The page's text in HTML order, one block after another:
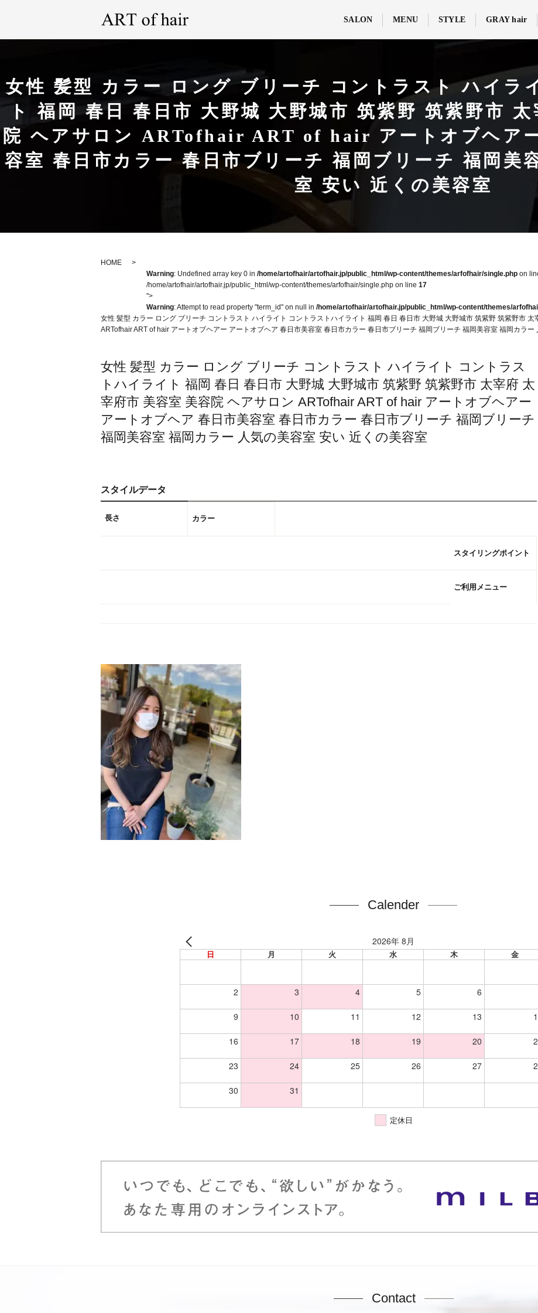
SALON MENU STYLE GRAY hair
女性 髪型 カラー ロング ブリーチ コントラスト ハイラ
ト 福岡 春日 春日市 大野城 大野城市 筑紫野 筑紫野市
院 ヘアサロン ARTofhair ART of hair アートオブヘア
容室 春日市カラー 春日市ブリーチ 福岡ブリーチ 福岡美
室 安い 近くの美容室
HOME
Warning: Undefined array key 0 in /home/artofhair/artofhair.jp/public_html/wp-content/themes/arfofhair/single.php on
/home/artofhair/artofhair.jp/public_html/wp-content/themes/arfofhair/single.php on line 17
">
Warning: Attempt to read property "term_id" on null in /home/artofhair/artofhair.jp/public_html/wp-content/themes/
女性 髪型 カラー ロング ブリーチ コントラスト ハイライト コントラストハイライト 福岡 春日 春日市 大野城 大野城市 筑紫野 筑紫野市
ARTofhair ART of hair アートオブヘアー アートオブヘア 春日市美容室 春日市カラー 春日市ブリーチ 福岡ブリーチ 福岡美容室 福岡カラ
女性 髪型 カラー ロング ブリーチ コントラスト ハイライト コントラス
トハイライト 福岡 春日 春日市 大野城 大野城市 筑紫野 筑紫野市 太宰府 太
宰府市 美容室 美容院 ヘアサロン ARTofhair ART of hair アートオブヘアー
アートオブヘア 春日市美容室 春日市カラー 春日市ブリーチ 福岡ブリーチ
福岡美容室 福岡カラー 人気の美容室 安い 近くの美容室
スタイルデータ
長さ カラー
スタイリングポイント
ご利用メニュー
Calender
2026年 8月
日 月 火 水 木 金
2 3 4 5 6
9 10 11 12 13
16 17 18 19 20
23 24 25 26 27
30 31
定休日
Contact